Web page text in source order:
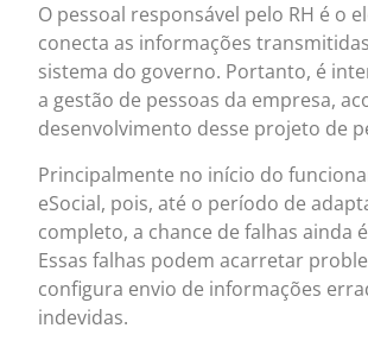
O pessoal responsável pelo RH é o
conecta as informações
sistema do governo. Portanto, é
a gestão de pessoas da empresa,
desenvolvimento desse projeto de
Principalmente no início do
eSocial, pois, até o período de
completo, a chance de falhas ainda
Essas falhas podem acarretar
configura envio de informações
indevidas.